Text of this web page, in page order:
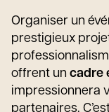
Organiser un
prestigieux
offrent un cadre
impressionnera
partenaires.